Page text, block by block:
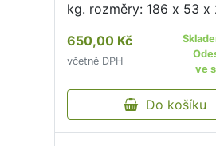
kg. rozměry: 186 x 53 x
modrá nosnost: 100 kg
lehátko SUNBAY je
relaxaci na zahradě,
650,00 Kč
včetně DPH
ve
Do košíku